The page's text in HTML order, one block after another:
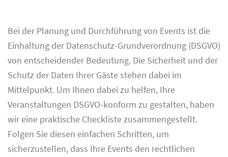
Bei der Planung und Durchführung von Events ist die
Einhaltung der Datenschutz-Grundverordnung (DSGVO)
von entscheidender Bedeutung. Die Sicherheit und der
Schutz der Daten Ihrer Gäste stehen dabei im
Mittelpunkt. Um Ihnen dabei zu helfen, Ihre
Veranstaltungen DSGVO-konform zu gestalten, haben
wir eine praktische Checkliste zusammengestellt.
Folgen Sie diesen einfachen Schritten, um
sicherzustellen, dass Ihre Events den rechtlichen